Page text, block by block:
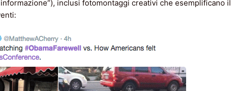
inclusi fotomontaggi creativi che esemplificano il